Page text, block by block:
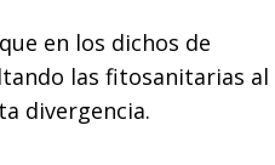
en los dichos de
las fitosanitarias al
divergencia.